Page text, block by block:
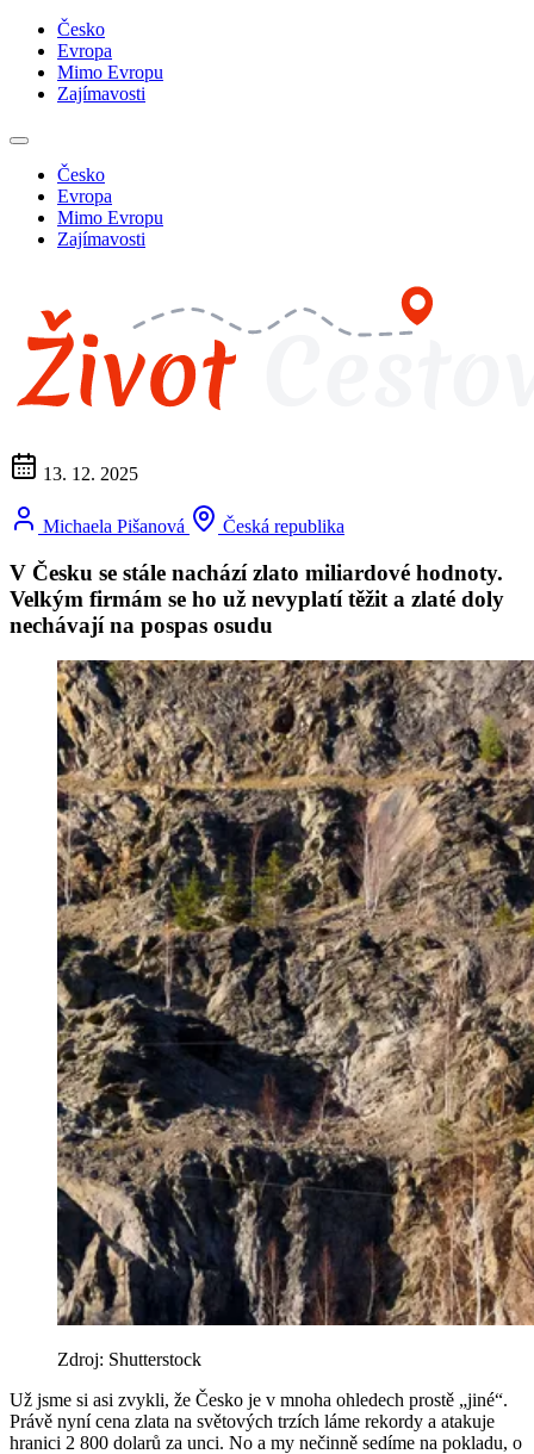
Česko
Evropa
Mimo Evropu
Zajímavosti
Česko
Evropa
Mimo Evropu
Zajímavosti
13. 12. 2025
Michaela Pišanová Česká republika
V Česku se stále nachází zlato miliardové hodnoty.
Velkým firmám se ho už nevyplatí těžit a zlaté doly
nechávají na pospas osudu
Zdroj: Shutterstock
Už jsme si asi zvykli, že Česko je v mnoha ohledech prostě „jiné“.
Právě nyní cena zlata na světových trzích láme rekordy a atakuje
hranici 2 800 dolarů za unci. No a my nečinně sedíme na pokladu, o